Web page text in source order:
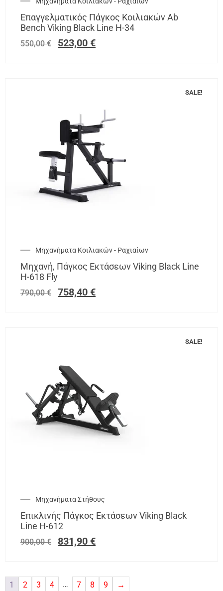
Επαγγελματικός Πάγκος Κοιλιακών Ab
Bench Viking Black Line H-34
550,00€ 523,00 €
SALE!
Μηχανήματα Κοιλιακών - Ραχιαίων
Μηχανή, Πάγκος Εκτάσεων Viking Black Line
H-618 Fly
790,00€ 758,40 €
SALE!
Μηχανήματα Στήθους
Επικλινής Πάγκος Εκτάσεων Viking Black
Line H-612
900,00€ 831,90 €
1 2 3 4 … 7 8 9 →